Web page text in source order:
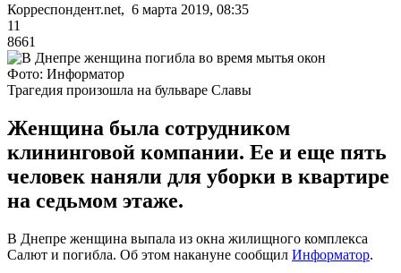
Корреспондент.net, 6 марта 2019, 08:35
11
8661
Фото: Информатор
Трагедия произошла на бульваре Славы
Женщина была сотрудником
клининговой компании. Ее и еще пять
человек наняли для уборки в квартире
на седьмом этаже.
В Днепре женщина выпала из окна жилищного комплекса
Салют и погибла. Об этом накануне сообщил Информатор.